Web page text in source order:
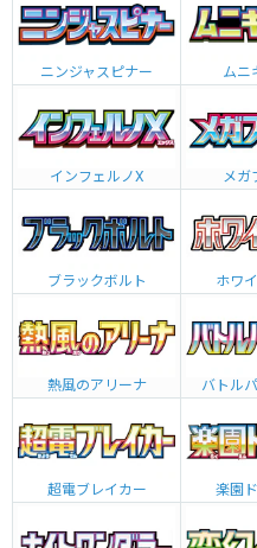
ニンジャスピナー ムニ
インフェルノX メガ
ブラックボルト ホワ
熱風のアリーナ バトル
超電ブレイカー 楽園